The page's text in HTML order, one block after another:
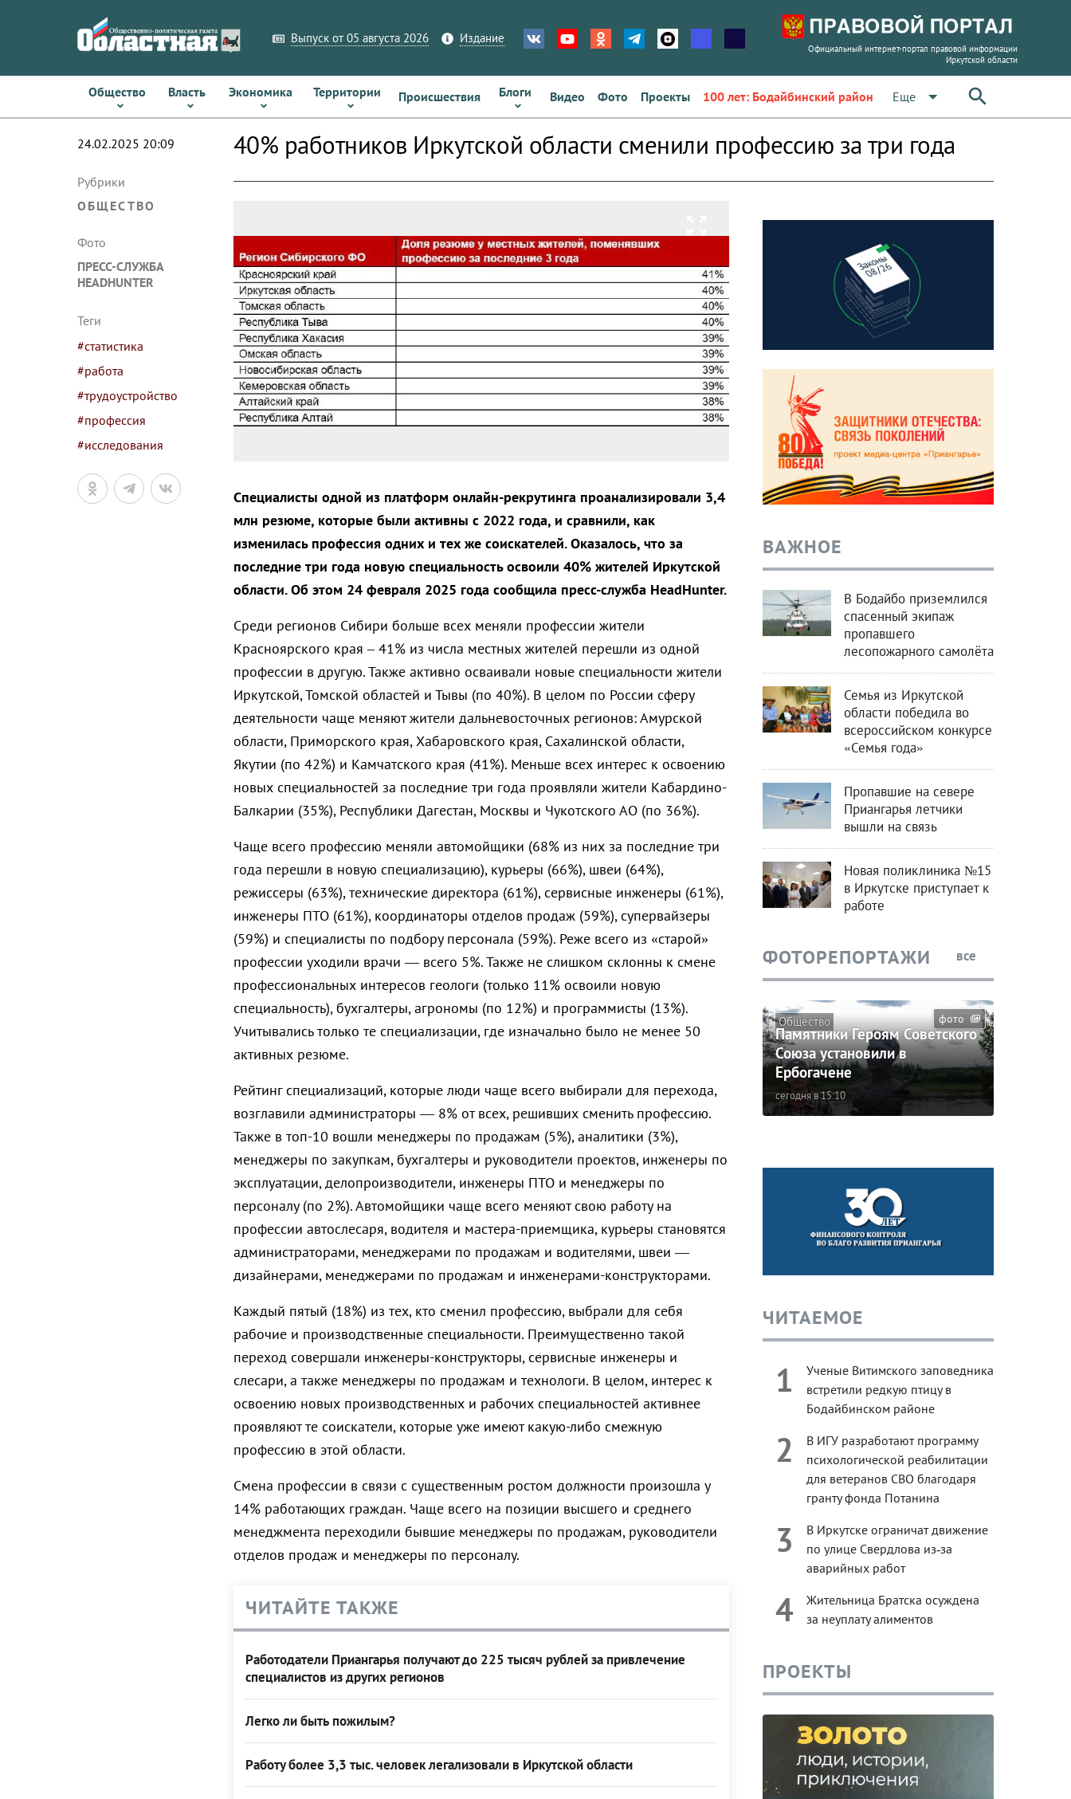
Выпуск от 05 августа 2026 Издание
Официальный интернет-портал правовой информации
Иркутской области
Общество Власть Экономика Территории Происшествия Блоги Видео Фото Проекты 100 лет: Бодайбинский район Еще arrow_drop_down
24.02.2025 20:09
Рубрики
ОБЩЕСТВО
Фото
ПРЕСС-СЛУЖБА
HEADHUNTER
Теги
#статистика
#работа
#трудоустройство
#профессия
#исследования
40% работников Иркутской области сменили профессию за три года
Специалисты одной из платформ онлайн-рекрутинга проанализировали 3,4
млн резюме, которые были активны с 2022 года, и сравнили, как
изменилась профессия одних и тех же соискателей. Оказалось, что за
последние три года новую специальность освоили 40% жителей Иркутской
области. Об этом 24 февраля 2025 года сообщила пресс-служба HeadHunter.
Среди регионов Сибири больше всех меняли профессии жители
Красноярского края – 41% из числа местных жителей перешли из одной
профессии в другую. Также активно осваивали новые специальности жители
Иркутской, Томской областей и Тывы (по 40%). В целом по России сферу
деятельности чаще меняют жители дальневосточных регионов: Амурской
области, Приморского края, Хабаровского края, Сахалинской области,
Якутии (по 42%) и Камчатского края (41%). Меньше всех интерес к освоению
новых специальностей за последние три года проявляли жители Кабардино-
Балкарии (35%), Республики Дагестан, Москвы и Чукотского АО (по 36%).
Чаще всего профессию меняли автомойщики (68% из них за последние три
года перешли в новую специализацию), курьеры (66%), швеи (64%),
режиссеры (63%), технические директора (61%), сервисные инженеры (61%),
инженеры ПТО (61%), координаторы отделов продаж (59%), супервайзеры
(59%) и специалисты по подбору персонала (59%). Реже всего из «старой»
профессии уходили врачи — всего 5%. Также не слишком склонны к смене
профессиональных интересов геологи (только 11% освоили новую
специальность), бухгалтеры, агрономы (по 12%) и программисты (13%).
Учитывались только те специализации, где изначально было не менее 50
активных резюме.
Рейтинг специализаций, которые люди чаще всего выбирали для перехода,
возглавили администраторы — 8% от всех, решивших сменить профессию.
Также в топ-10 вошли менеджеры по продажам (5%), аналитики (3%),
менеджеры по закупкам, бухгалтеры и руководители проектов, инженеры по
эксплуатации, делопроизводители, инженеры ПТО и менеджеры по
персоналу (по 2%).Автомойщики чаще всего меняют свою работу на
профессии автослесаря, водителя и мастера-приемщика, курьеры становятся
администраторами, менеджерами по продажам и водителями, швеи —
дизайнерами, менеджерами по продажам и инженерами-конструкторами.
Каждый пятый (18%) из тех, кто сменил профессию, выбрали для себя
рабочие и производственные специальности. Преимущественно такой
переход совершали инженеры-конструкторы, сервисные инженеры и
слесари, а также менеджеры по продажам и технологи. В целом, интерес к
освоению новых производственных и рабочих специальностей активнее
проявляют те соискатели, которые уже имеют какую-либо смежную
профессию в этой области.
Смена профессии в связи с существенным ростом должности произошла у
14% работающих граждан. Чаще всего на позиции высшего и среднего
менеджмента переходили бывшие менеджеры по продажам, руководители
отделов продаж и менеджеры по персоналу.
ЧИТАЙТЕ ТАКЖЕ
Работодатели Приангарья получают до 225 тысяч рублей за привлечение
специалистов из других регионов
Легко ли быть пожилым?
Работу более 3,3 тыс. человек легализовали в Иркутской области
ВАЖНОЕ
В Бодайбо приземлился
спасенный экипаж
пропавшего
лесопожарного самолёта
Семья из Иркутской
области победила во
всероссийском конкурсе
«Семья года»
Пропавшие на севере
Приангарья летчики
вышли на связь
Новая поликлиника №15
в Иркутске приступает к
работе
ФОТОРЕПОРТАЖИ все
фото
Общество
Памятники Героям Советского
Союза установили в
Ербогачене
сегодня в 15:10
ЧИТАЕМОЕ
1
Ученые Витимского заповедника
встретили редкую птицу в
Бодайбинском районе
2
В ИГУ разработают программу
психологической реабилитации
для ветеранов СВО благодаря
гранту фонда Потанина
3
В Иркутске ограничат движение
по улице Свердлова из‑за
аварийных работ
4
Жительница Братска осуждена
за неуплату алиментов
ПРОЕКТЫ